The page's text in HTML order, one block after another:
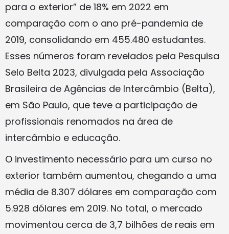
para o exterior” de 18% em 2022 em
comparação com o ano pré-pandemia de
2019, consolidando em 455.480 estudantes.
Esses números foram revelados pela Pesquisa
Selo Belta 2023, divulgada pela Associação
Brasileira de Agências de Intercâmbio (Belta),
em São Paulo, que teve a participação de
profissionais renomados na área de
intercâmbio e educação.
O investimento necessário para um curso no
exterior também aumentou, chegando a uma
média de 8.307 dólares em comparação com
5.928 dólares em 2019. No total, o mercado
movimentou cerca de 3,7 bilhões de reais em